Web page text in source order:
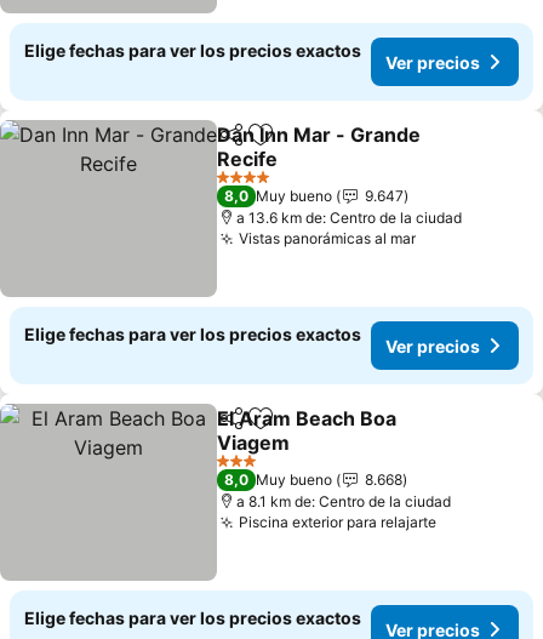
Elige fechas para ver los precios exactos
Ver precios
CompartirAgregar a favoritos
Dan Inn Mar - Grande
Recife
4 Estrellas
8,0 Muy bueno
9.647
a 13.6 km de: Centro de la ciudad
Vistas panorámicas al mar
Elige fechas para ver los precios exactos
Ver precios
CompartirAgregar a favoritos
El Aram Beach Boa
Viagem
3 Estrellas
8,0 Muy bueno
8.668
a 8.1 km de: Centro de la ciudad
Piscina exterior para relajarte
Elige fechas para ver los precios exactos
Ver precios